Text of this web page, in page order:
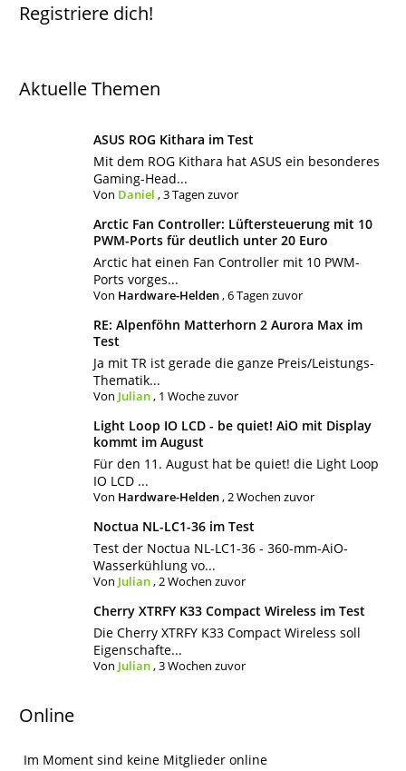
Registriere dich!
Aktuelle Themen
ASUS ROG Kithara im Test
Mit dem ROG Kithara hat ASUS ein besonderes
Gaming-Head...
Von Daniel ,3 Tagen zuvor
Arctic Fan Controller: Lüftersteuerung mit 10
PWM-Ports für deutlich unter 20 Euro
Arctic hat einen Fan Controller mit 10 PWM-
Ports vorges...
Von Hardware-Helden,6 Tagen zuvor
RE: Alpenföhn Matterhorn 2 Aurora Max im
Test
Ja mit TR ist gerade die ganze Preis/Leistungs-
Thematik...
Von Julian, 1 Woche zuvor
Light Loop IO LCD - be quiet! AiO mit Display
kommt im August
Für den 11. August hat be quiet! die Light Loop
IO LCD ...
Von Hardware-Helden,2 Wochen zuvor
Noctua NL-LC1-36 im Test
Test der Noctua NL-LC1-36 - 360-mm-AiO-
Wasserkühlung vo...
Von Julian,2 Wochen zuvor
Cherry XTRFY K33 Compact Wireless im Test
Die Cherry XTRFY K33 Compact Wireless soll
Eigenschafte...
Von Julian,3 Wochen zuvor
Online
Im Moment sind keine Mitglieder online